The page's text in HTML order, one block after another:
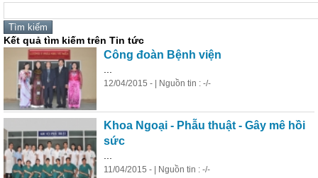
Kết quả tìm kiếm trên Tin tức
Công đoàn Bệnh viện
12/04/2015 - | Nguồn tin : -/-
Khoa Ngoại - Phẫu thuật - Gây mê hồi
sức
...
11/04/2015 - | Nguồn tin : -/-